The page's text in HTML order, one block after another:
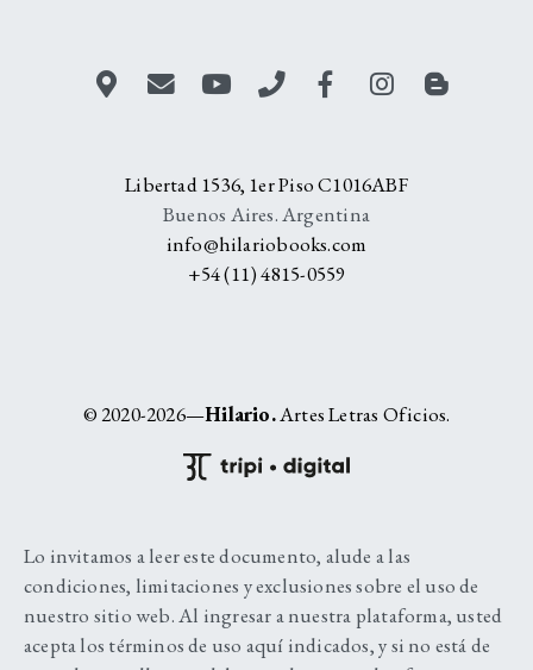
Libertad 1536, 1er Piso C1016ABF
Buenos Aires. Argentina
info@hilariobooks.com
+54 (11) 4815-0559
© 2020-2026—Hilario.Artes Letras Oficios.
Lo invitamos a leer este documento, alude a las
condiciones, limitaciones y exclusiones sobre el uso de
nuestro sitio web. Al ingresar a nuestra plataforma, usted
acepta los términos de uso aquí indicados, y si no está de